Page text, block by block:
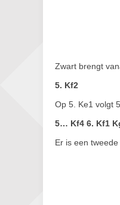
Zwart brengt
5. Kf2
Op 5. Ke1 volgt
5… Kf4 6. Kf1
Er is een